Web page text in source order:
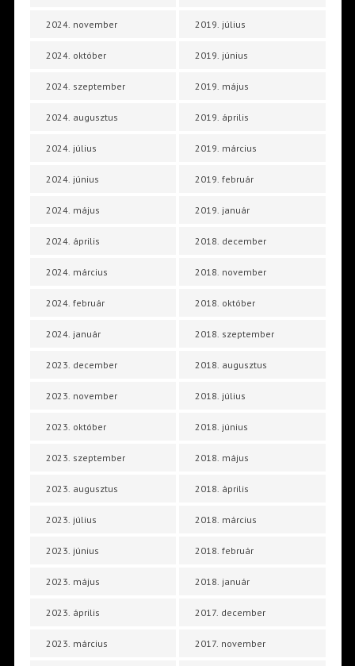
2024. november
2024. október
2024. szeptember
2024. augusztus
2024. július
2024. június
2024. május
2024. április
2024. március
2024. február
2024. január
2023. december
2023. november
2023. október
2023. szeptember
2023. augusztus
2023. július
2023. június
2023. május
2023. április
2023. március
2019. július
2019. június
2019. május
2019. április
2019. március
2019. február
2019. január
2018. december
2018. november
2018. október
2018. szeptember
2018. augusztus
2018. július
2018. június
2018. május
2018. április
2018. március
2018. február
2018. január
2017. december
2017. november